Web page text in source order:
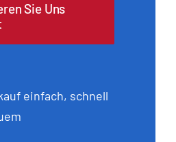
Sie Uns
einfach, schnell